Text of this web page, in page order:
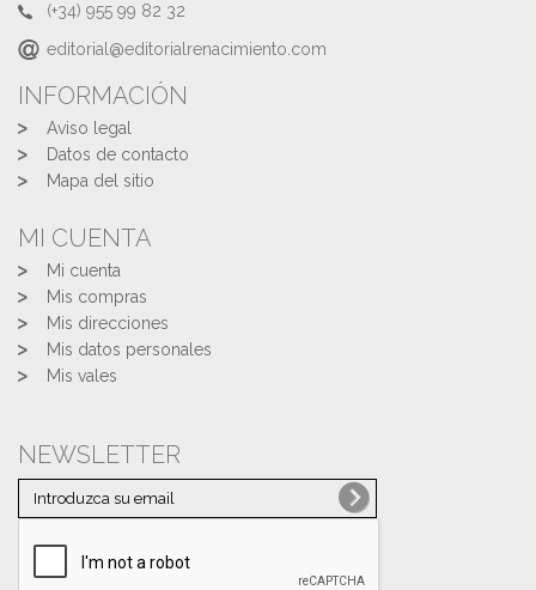
(+34) 955 99 82 32
editorial@editorialrenacimiento.com
INFORMACIÓN
Aviso legal
Datos de contacto
Mapa del sitio
MI CUENTA
Mi cuenta
Mis compras
Mis direcciones
Mis datos personales
Mis vales
NEWSLETTER